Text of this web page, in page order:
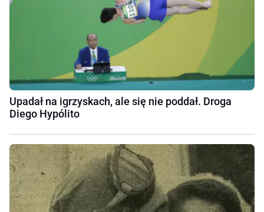
Upadał na igrzyskach, ale się nie poddał. Droga
Diego Hypólito